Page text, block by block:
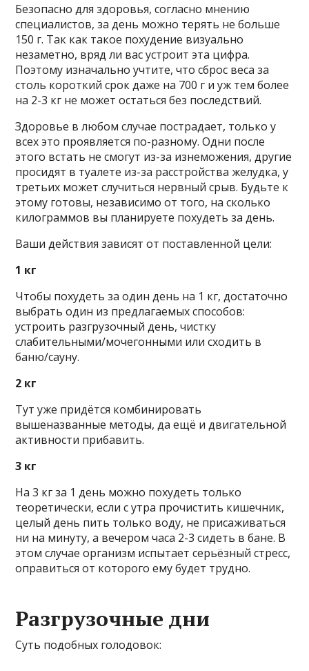
Безопасно для здоровья, согласно мнению
специалистов, за день можно терять не больше
150 г. Так как такое похудение визуально
незаметно, вряд ли вас устроит эта цифра.
Поэтому изначально учтите, что сброс веса за
столь короткий срок даже на 700 г и уж тем более
на 2-3 кг не может остаться без последствий.
Здоровье в любом случае пострадает, только у
всех это проявляется по-разному. Одни после
этого встать не смогут из-за изнеможения, другие
просидят в туалете из-за расстройства желудка, у
третьих может случиться нервный срыв. Будьте к
этому готовы, независимо от того, на сколько
килограммов вы планируете похудеть за день.
Ваши действия зависят от поставленной цели:
1 кг
Чтобы похудеть за один день на 1 кг, достаточно
выбрать один из предлагаемых способов:
устроить разгрузочный день, чистку
слабительными/мочегонными или сходить в
баню/сауну.
2 кг
Тут уже придётся комбинировать
вышеназванные методы, да ещё и двигательной
активности прибавить.
3 кг
На 3 кг за 1 день можно похудеть только
теоретически, если с утра прочистить кишечник,
целый день пить только воду, не присаживаться
ни на минуту, а вечером часа 2-3 сидеть в бане. В
этом случае организм испытает серьёзный стресс,
оправиться от которого ему будет трудно.
Разгрузочные дни
Суть подобных голодовок: